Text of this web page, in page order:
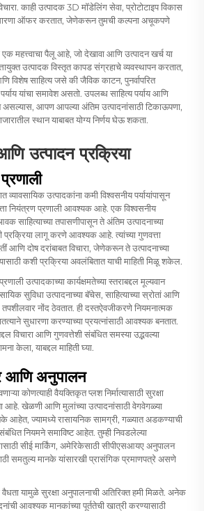
काही उत्पादक 3D मॉडेलिंग सेवा, प्रोटोटाइप विकास
ऑफर करतात, जेणेकरून तुमची कल्पना अचूकपणे
महत्त्वाचा पैलू आहे, जो देखावा आणि उत्पादन खर्च या
उत्पादक विस्तृत कापड संग्रहाचे व्यवस्थापन करतात,
विशेष साहित्य जसे की जैविक काटन, पुनर्वापरित
यांचा समावेश असतो. उपलब्ध साहित्य पर्याय आणि
असल्यास, आपण आपल्या अंतिम उत्पादनांसाठी टिकाऊपणा,
स्थान याबाबत योग्य निर्णय घेऊ शकता.
उत्पादन प्रक्रिया
व्यावसायिक उत्पादकांना कमी विश्वसनीय पर्यायांपासून
नियंत्रण प्रणाली आवश्यक आहे. एक विश्वसनीय
साहित्याच्या तपासणीपासून ते अंतिम उत्पादनाच्या
प्रक्रिया लागू करणे आवश्यक आहे. त्यांच्या गुणवत्ता
आणि दोष दरांबाबत विचारा, जेणेकरून ते उत्पादनाच्या
कशी प्रक्रिया अवलंबितात याची माहिती मिळू शकेल.
उत्पादकाच्या कार्यक्षमतेच्या स्तराबद्दल मूल्यवान
सुविधा उत्पादनाच्या बॅचेस, साहित्याच्या स्रोतां आणि
तपशीलवार नोंद ठेवतात. ही दस्तऐवजीकरणे नियमनात्मक
सुधारणा करण्याच्या प्रयत्नांसाठी आवश्यक बनतात.
विचारा आणि गुणवत्तेशी संबंधित समस्या उद्भवल्या
केला, याबद्दल माहिती घ्या.
आणि अनुपालन
कोणत्याही वैयक्तिकृत प्लश निर्मात्यासाठी सुरक्षा
खेळणी आणि मुलांच्या उत्पादनांसाठी वेगवेगळ्या
आहेत, ज्यामध्ये रासायनिक सामग्री, गळ्यात अडकण्याची
नियमने समाविष्ट आहेत. तुम्ही निवडलेल्या
सीई मार्किंग, अमेरिकेसाठी सीपीएसआयए अनुपालन
समतुल्य मानके यांसारखी प्रासंगिक प्रमाणपत्रे असणे
वैधता यामुळे सुरक्षा अनुपालनाची अतिरिक्त हमी मिळते. अनेक
आवश्यक मानकांच्या पूर्ततेची खात्री करण्यासाठी